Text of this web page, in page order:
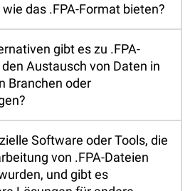
das .FPA-Format bieten?
gibt es zu .FPA-
Austausch von Daten in
Branchen oder
Software oder Tools, die
von .FPA-Dateien
und gibt es